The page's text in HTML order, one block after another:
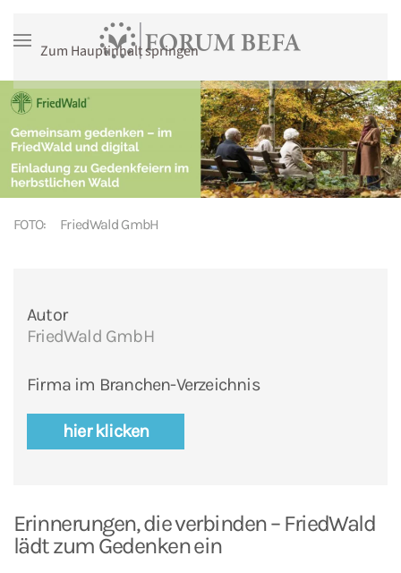
Zum Hauptinhalt springen
FOTO: FriedWald GmbH
Autor
FriedWald GmbH
Firma im Branchen-Verzeichnis
hier klicken
Erinnerungen, die verbinden – FriedWald
lädt zum Gedenken ein